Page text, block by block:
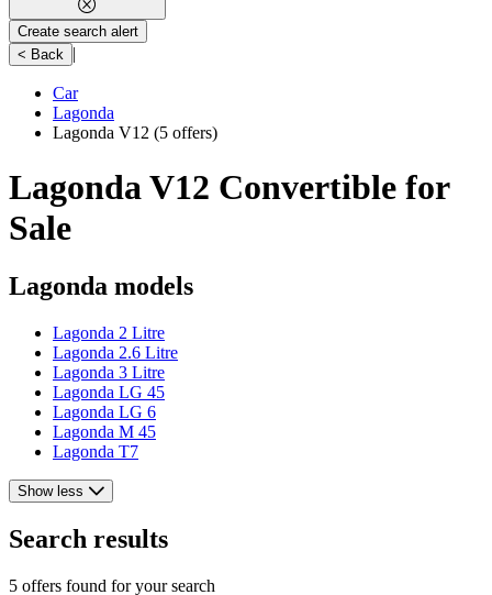
Create search alert
< Back |
Car
Lagonda
Lagonda V12 (5 offers)
Lagonda V12 Convertible for
Sale
Lagonda models
Lagonda 2 Litre
Lagonda 2.6 Litre
Lagonda 3 Litre
Lagonda LG 45
Lagonda LG 6
Lagonda M 45
Lagonda T7
Show less
Search results
5 offers found for your search